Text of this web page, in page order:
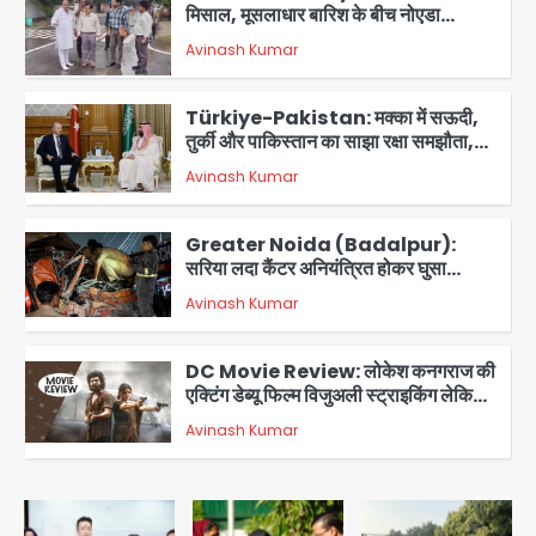
2
मिसाल, मूसलाधार बारिश के बीच नोएडा
प्राधिकरण ने संभाला मोर्चा, सेक्टर 105
आरडब्ल्यूए ने जताया आभार
Avinash Kumar
3
Türkiye-Pakistan: मक्का में सऊदी,
तुर्की और पाकिस्तान का साझा रक्षा समझौता,
जानें इसके मायने
Avinash Kumar
4
Greater Noida (Badalpur):
सरिया लदा कैंटर अनियंत्रित होकर घुसा
किराना दुकान में , ड्राइवर की मौत
Avinash Kumar
5
DC Movie Review: लोकेश कनगराज की
एक्टिंग डेब्यू फिल्म विजुअली स्ट्राइकिंग लेकिन
स्क्रीनप्ले में कमजोर, लेकिन कहानी अधूरी रह
गई, 3 स्टार रेटिंग
Avinash Kumar
Felix Hospital Noida: फेलिक्स
हॉस्पिटल और नोएडा लोक मंच की पहल, अब